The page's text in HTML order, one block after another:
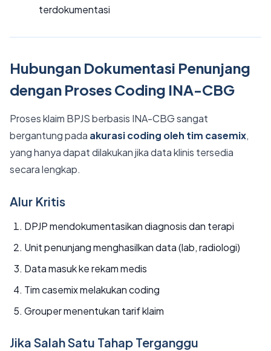
terdokumentasi
Hubungan Dokumentasi Penunjang
dengan Proses Coding INA-CBG
Proses klaim BPJS berbasis INA-CBG sangat
bergantung pada akurasi coding oleh tim casemix,
yang hanya dapat dilakukan jika data klinis tersedia
secara lengkap.
Alur Kritis
DPJP mendokumentasikan diagnosis dan terapi
Unit penunjang menghasilkan data (lab, radiologi)
Data masuk ke rekam medis
Tim casemix melakukan coding
Grouper menentukan tarif klaim
Jika Salah Satu Tahap Terganggu